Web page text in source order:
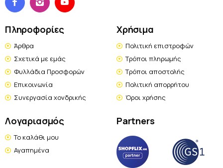
Πληροφορίες
Άρθρα
Σχετικά με εμάς
Φυλλάδια Προσφορών
Επικοινωνία
Συνεργασία χονδρικής
Χρήσιμα
Πολιτική επιστροφών
Τρόποι πληρωμής
Τρόποι αποστολής
Πολιτική απορρήτου
Όροι χρήσης
Λογαριασμός
Το καλάθι μου
Αγαπημένα
Partners